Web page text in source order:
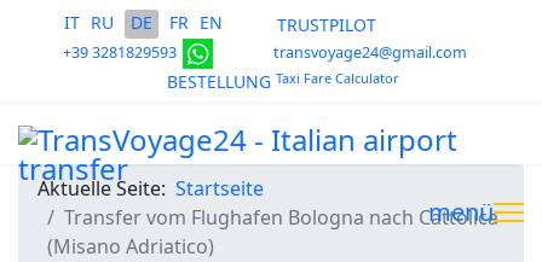
Sprache auswählen
IT RU DE FR EN TRUSTPILOT
+39 3281829593 transvoyage24@gmail.com
BESTELLUNG Taxi Fare Calculator
menü
Aktuelle Seite: Startseite
Transfer vom Flughafen Bologna nach Cattolica
(Misano Adriatico)